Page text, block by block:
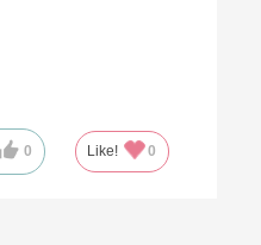
0 Like! 0